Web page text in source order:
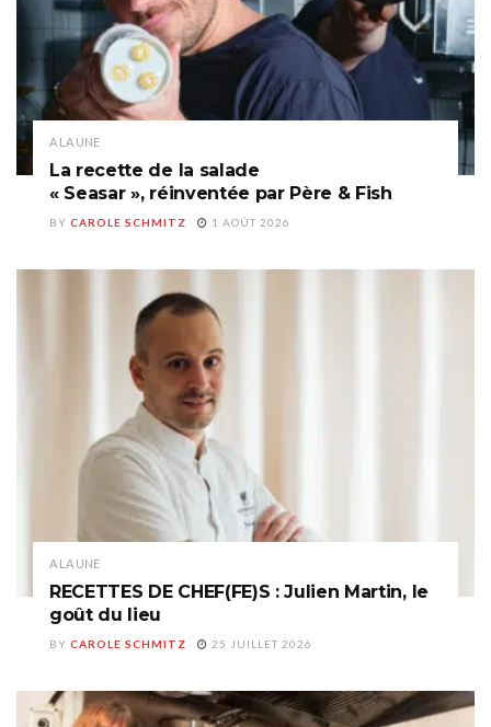
A LA UNE
La recette de la salade
« Seasar », réinventée par Père & Fish
BY CAROLE SCHMITZ 1 AOÛT 2026
A LA UNE
RECETTES DE CHEF(FE)S : Julien Martin, le
goût du lieu
BY CAROLE SCHMITZ 25 JUILLET 2026